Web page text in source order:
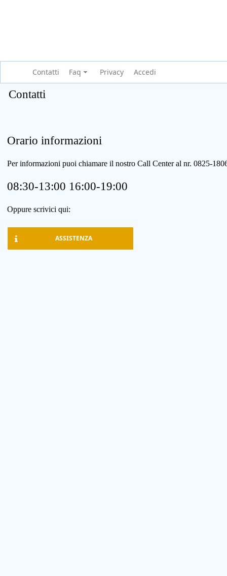
Contatti Faq Privacy Accedi
Contatti
Orario informazioni
Per informazioni puoi chiamare il nostro Call Center al nr. 0825-
08:30-13:00 16:00-19:00
Oppure scrivici qui:
ASSISTENZA